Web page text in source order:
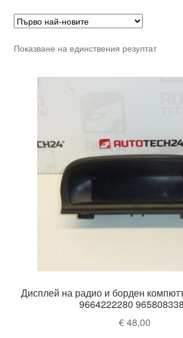
Показване на единствения резултат
Дисплей на радио и борден
9664222280
€48,00